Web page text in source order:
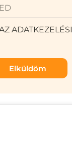
ADATKEZELÉSI
Elküldöm